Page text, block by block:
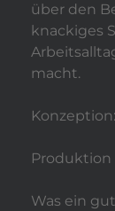
über den
knackiges
macht.
Produktion
Was ein